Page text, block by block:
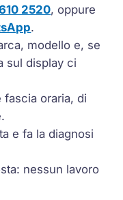
2520, oppure
.
modello e, se
sul display ci
oraria, di
e fa la diagnosi
nessun lavoro